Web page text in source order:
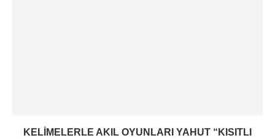
KELIMELERLE AKIL OYUNLARI YAHUT “KISITLI